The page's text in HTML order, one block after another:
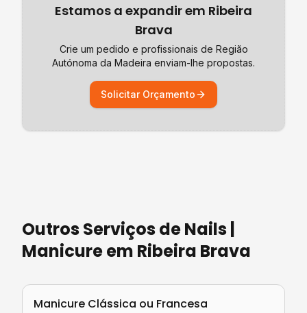
Estamos a expandir em Ribeira
Brava
Crie um pedido e profissionais de Região
Autónoma da Madeira enviam-lhe propostas.
Solicitar Orçamento
Outros Serviços deNails |
Manicureem Ribeira Brava
Manicure Clássica ou Francesa